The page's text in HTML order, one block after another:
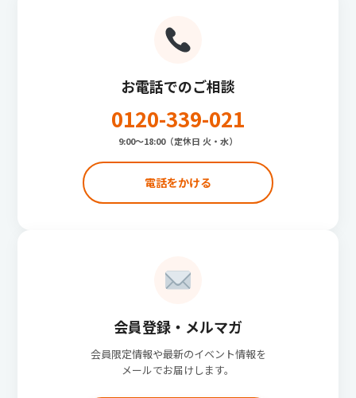
お電話でのご相談
0120-339-021
9:00〜18:00（定休日 火・水）
電話をかける
会員登録・メルマガ
会員限定情報や最新のイベント情報を
メールでお届けします。